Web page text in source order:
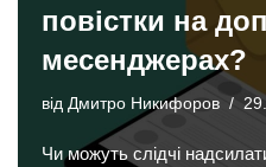
повістки на
месенджерах?
від Дмитро Никифоров
Чи можуть слідчі